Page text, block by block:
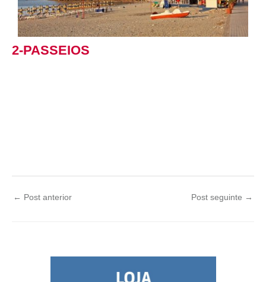
2-PASSEIOS
← Post anterior Post seguinte →